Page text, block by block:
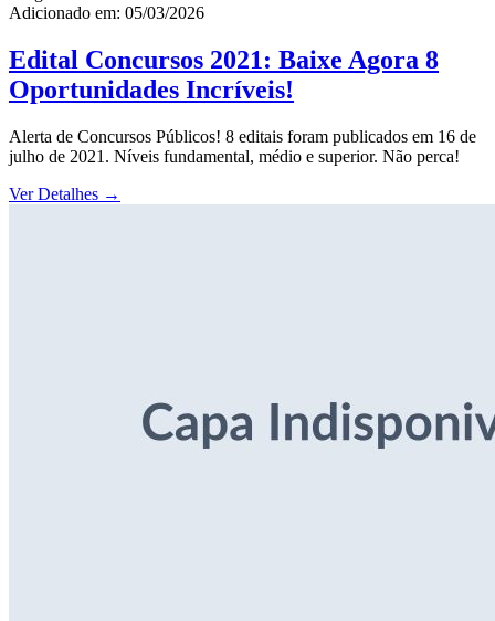
Adicionado em: 05/03/2026
Edital Concursos 2021: Baixe Agora 8
Oportunidades Incríveis!
Alerta de Concursos Públicos! 8 editais foram publicados em 16 de
julho de 2021. Níveis fundamental, médio e superior. Não perca!
Ver Detalhes →